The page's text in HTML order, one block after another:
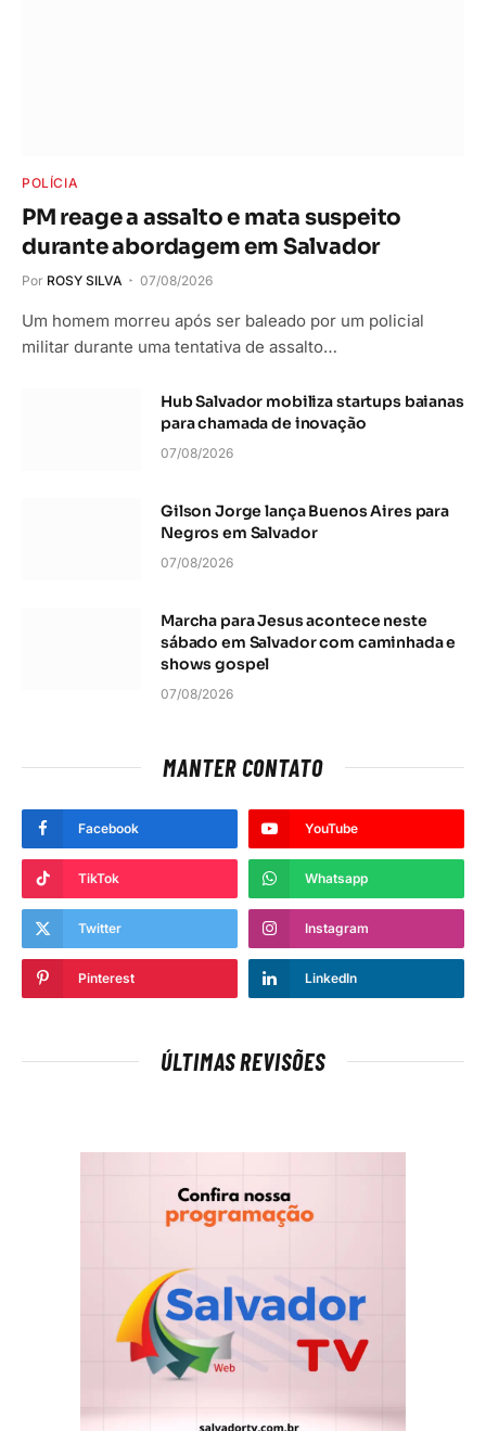
POLÍCIA
PM reage a assalto e mata suspeito
durante abordagem em Salvador
Por ROSY SILVA 07/08/2026
Um homem morreu após ser baleado por um policial
militar durante uma tentativa de assalto…
Hub Salvador mobiliza startups baianas
para chamada de inovação
07/08/2026
Gilson Jorge lança Buenos Aires para
Negros em Salvador
07/08/2026
Marcha para Jesus acontece neste
sábado em Salvador com caminhada e
shows gospel
07/08/2026
MANTER CONTATO
Facebook YouTube
TikTok Whatsapp
Twitter Instagram
Pinterest LinkedIn
ÚLTIMAS REVISÕES